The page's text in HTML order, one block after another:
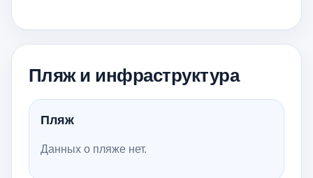
Пляж и инфраструктура
Пляж
Данных о пляже нет.